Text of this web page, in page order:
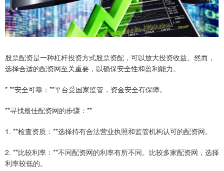
股票配资是一种杠杆投资方式股票资配，可以放大投资收益。然而，
选择合适的配资网至关重要，以确保安全性和盈利能力。
* **安全可靠：**平台受国家监管，资金安全有保障。
**寻找最佳配资网的步骤：**
1. **检查资质：**选择持有合法营业执照和监管机构认可的配资网。
2. **比较利率：**不同配资网的利率有所不同。比较多家配资网，选择
利率较低的。